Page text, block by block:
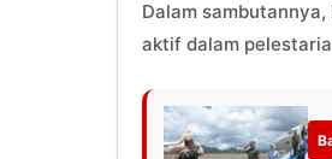
Dalam
aktif dalam